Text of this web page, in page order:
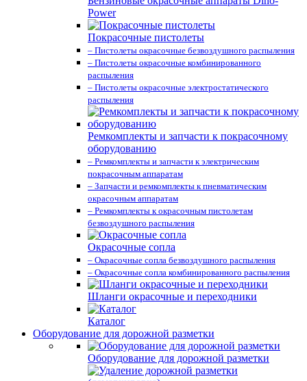
Power
Покрасочные пистолеты
– Пистолеты окрасочные безвоздушного распыления
– Пистолеты окрасочные комбинированного
распыления
– Пистолеты окрасочные электростатического
распыления
Ремкомплекты и запчасти к покрасочному
оборудованию
– Ремкомплекты и запчасти к электрическим
покрасочным аппаратам
– Запчасти и ремкомплекты к пневматическим
окрасочным аппаратам
– Ремкомплекты к окрасочным пистолетам
безвоздушного распыления
Окрасочные сопла
– Окрасочные сопла безвоздушного распыления
– Окрасочные сопла комбинированного распыления
Шланги окрасочные и переходники
Каталог
Оборудование для дорожной разметки
Оборудование для дорожной разметки